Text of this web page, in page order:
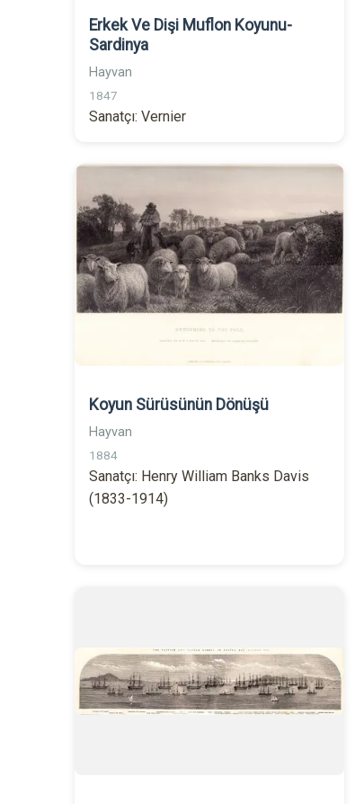
Erkek Ve Dişi Muflon Koyunu-
Sardinya
Hayvan
1847
Sanatçı: Vernier
Koyun Sürüsünün Dönüşü
Hayvan
1884
Sanatçı: Henry William Banks Davis
(1833-1914)